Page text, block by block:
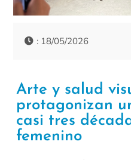
: 18/05/2026
Arte y salud
protagonizan
casi tres
femenino